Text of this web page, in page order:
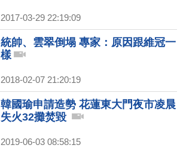
2017-03-29 22:19:09
統帥、雲翠倒塌 專家：原因跟維冠一
樣
2018-02-07 21:20:19
韓國瑜申請造勢 花蓮東大門夜市凌晨
失火32攤焚毀
2019-06-03 08:58:15